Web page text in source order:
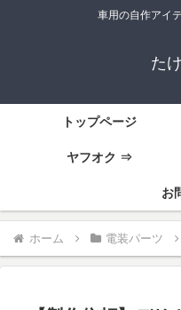
車用の自作アイ
た
トップページ
ヤフオク ⇒
お
ホーム 電装パーツ